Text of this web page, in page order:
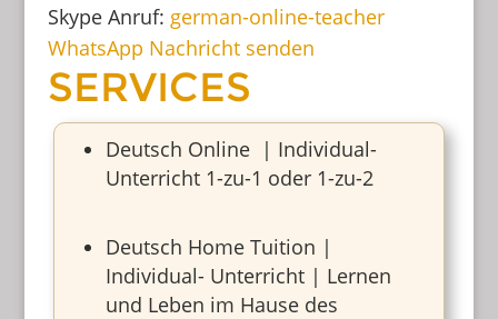
Skype Anruf: german-online-teacher
WhatsApp Nachricht senden
SERVICES
Deutsch Online | Individual-
Unterricht 1-zu-1 oder 1-zu-2
Deutsch Home Tuition |
Individual- Unterricht | Lernen
und Leben im Hause des